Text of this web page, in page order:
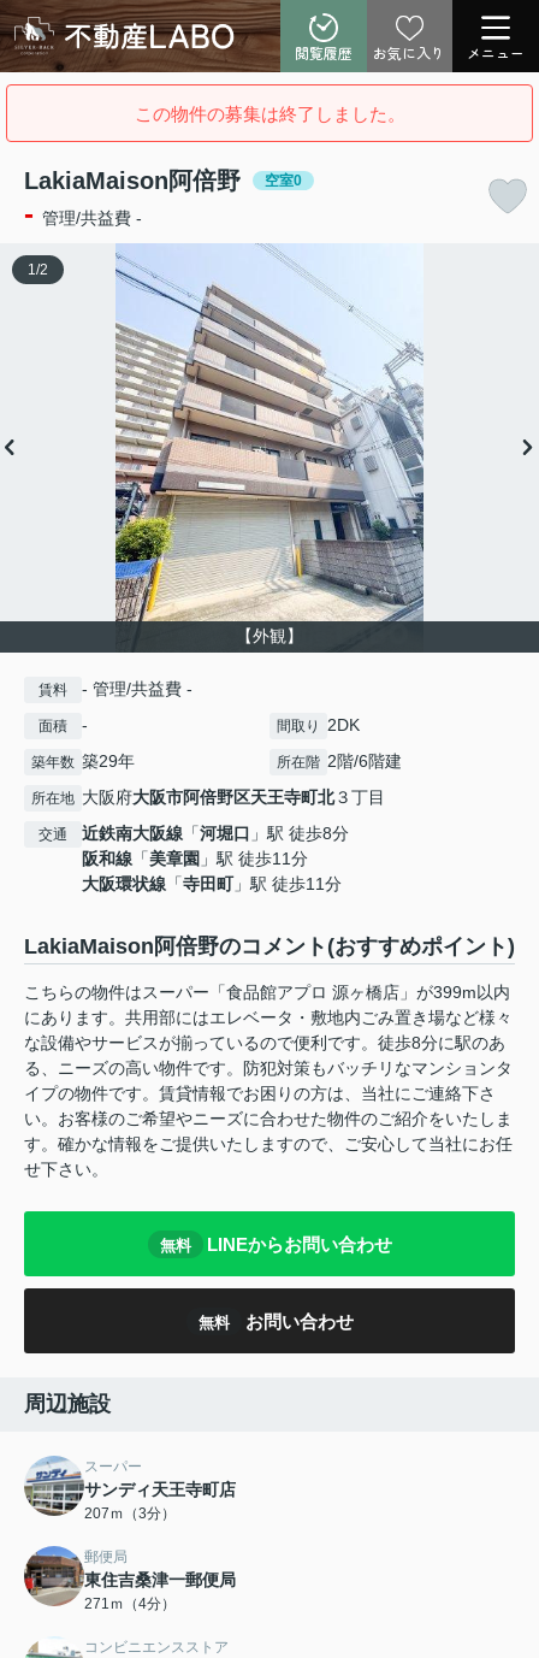
閲覧履歴 お気に入り メニュー
この物件の募集は終了しました。
LakiaMaison阿倍野 空室0
- 管理/共益費 -
【外観】
1 /2
賃料 - 管理/共益費 -
面積 - 間取り 2DK
築年数 築29年 所在階 2階/6階建
所在地 大阪府大阪市阿倍野区天王寺町北３丁目
交通 近鉄南大阪線 「河堀口 」駅 徒歩8分
阪和線 「美章園 」駅 徒歩11分
大阪環状線 「寺田町」駅 徒歩11分
LakiaMaison阿倍野のコメント(おすすめポイント)
こちらの物件はスーパー「食品館アプロ 源ヶ橋店」が399m以内
にあります。共用部にはエレベータ・敷地内ごみ置き場など様々
な設備やサービスが揃っているので便利です。徒歩8分に駅のあ
る、ニーズの高い物件です。防犯対策もバッチリなマンションタ
イプの物件です。賃貸情報でお困りの方は、当社にご連絡下さ
い。お客様のご希望やニーズに合わせた物件のご紹介をいたしま
す。確かな情報をご提供いたしますので、ご安心して当社にお任
せ下さい。
無料 LINEからお問い合わせ
無料 お問い合わせ
周辺施設
スーパー
サンディ天王寺町店
207ｍ（3分）
郵便局
東住吉桑津一郵便局
271ｍ（4分）
コンビニエンスストア